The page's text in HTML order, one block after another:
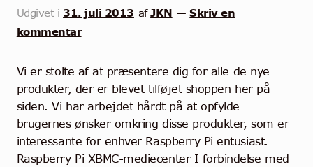
Udgivet i 31. juli 2013 afJKN —Skriv en
kommentar
Vi er stolte af at præsentere dig for alle de nye
produkter, der er blevet tilføjet shoppen her på
siden. Vi har arbejdet hårdt på at opfylde
brugernes ønsker omkring disse produkter, som er
interessante for enhver Raspberry Pi entusiast.
Raspberry Pi XBMC-mediecenter I forbindelse med